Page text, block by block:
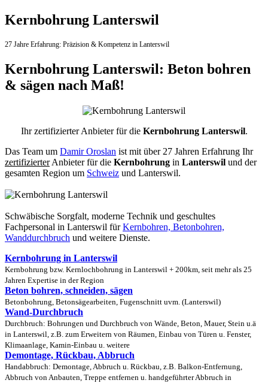
Kernbohrung Lanterswil
27 Jahre Erfahrung: Präzision & Kompetenz in Lanterswil
Kernbohrung Lanterswil: Beton bohren
& sägen nach Maß!
Ihr zertifizierter Anbieter für die Kernbohrung Lanterswil.
Das Team um Damir Oroslan ist mit über 27 Jahren Erfahrung Ihr
zertifizierterAnbieter für die Kernbohrung in Lanterswil und der
gesamten Region um Schweiz und Lanterswil.
Schwäbische Sorgfalt, moderne Technik und geschultes
Fachpersonal in Lanterswil fürKernbohren, Betonbohren,
Wanddurchbruch und weitere Dienste.
Kernbohrung in Lanterswil
Kernbohrung bzw. Kernlochbohrung in Lanterswil + 200km, seit mehr als 25
Jahren Expertise in der Region
Beton bohren, schneiden, sägen
Betonbohrung, Betonsägearbeiten, Fugenschnitt uvm. (Lanterswil)
Wand-Durchbruch
Durchbruch: Bohrungen und Durchbruch von Wände, Beton, Mauer, Stein u.ä
in Lanterswil, z.B. zum Erweitern von Räumen, Einbau von Türen u. Fenster,
Klimaanlage, Kamin-Einbau u. weitere
Demontage, Rückbau, Abbruch
Handabbruch: Demontage, Abbruch u. Rückbau, z.B. Balkon-Entfernung,
Abbruch von Anbauten, Treppe entfernen u. handgeführter Abbruch in